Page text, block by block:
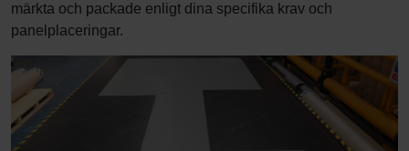
märkta och packade enligt dina specifika krav och
panelplaceringar.